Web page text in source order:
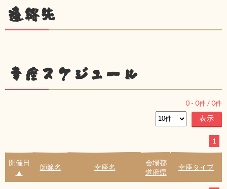
連絡先
幸座スケジュール
0 - 0件 /0件
1
開催日
▲
師範名 幸座名
会場都
道府県
幸座タイプ